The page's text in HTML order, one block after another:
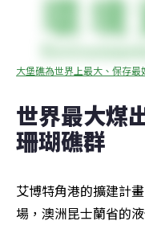
大堡礁為世界上最大、保存
世界最大煤
珊瑚礁群
艾博特角港的擴建計
場，澳洲昆士蘭省的